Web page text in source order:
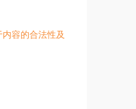
容的合法性及